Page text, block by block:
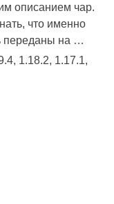
описанием чар.
что именно
переданы на …
1.18.2, 1.17.1,